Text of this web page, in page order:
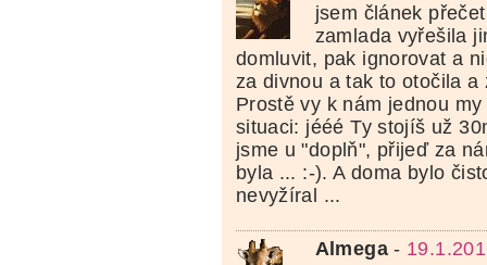
jsem článek
zamlada vyřešila
domluvit, pak ignorovat a
za divnou a tak to otočila
Prostě vy k nám jednou
situaci: jééé Ty stojíš už
jsme u "doplň", přijeď za
byla ... :-). A doma bylo
nevyžíral ...
Almega-